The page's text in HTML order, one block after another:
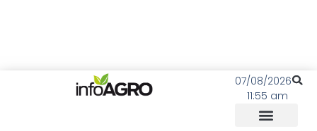
07/08/2026
11:55 am